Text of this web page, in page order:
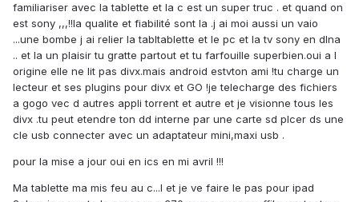
familiariser avec la tablette et la c est un super truc . et quand on
est sony ,,,!!la qualite et fiabilité sont la .j ai moi aussi un vaio
...une bombe j ai relier la tabltablette et le pc et la tv sony en dlna
.. et la un plaisir tu gratte partout et tu farfouille superbien.oui a l
origine elle ne lit pas divx.mais android estvton ami !tu charge un
lecteur et ses plugins pour divx et GO !je telecharge des fichiers
a gogo vec d autres appli torrent et autre et je visionne tous les
divx .tu peut etendre ton dd interne par une carte sd plcer ds une
cle usb connecter avec un adaptateur mini,maxi usb .
pour la mise a jour oui en ics en mi avril !!!
Ma tablette ma mis feu au c...l et je ve faire le pas pour ipad